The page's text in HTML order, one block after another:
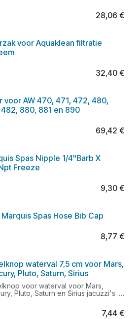
28,06 €
voor Aquaklean filtratie
32,40€
voor AW 470, 471, 472, 480,
482, 880, 881 en 890
69,42 €
Spas Nipple 1/4"Barb X
Freeze
9,30€
Spas Hose Bib Cap
8,77 €
waterval 7,5 cm voor Mars,
Pluto, Saturn, Sirius
voor waterval voor Mars,
Pluto, Saturn en Sirius jacuzzi's.
vierkant gaatje onderzijde:
7,44 €